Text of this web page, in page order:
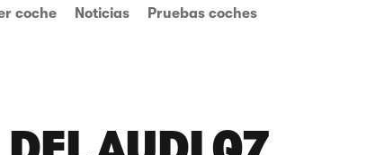
coche Noticias Pruebas coches